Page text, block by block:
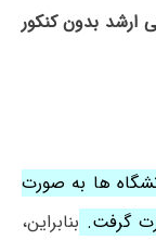
ارشد بدون کنکور
ها به صورت
گرفت. بنابراین،